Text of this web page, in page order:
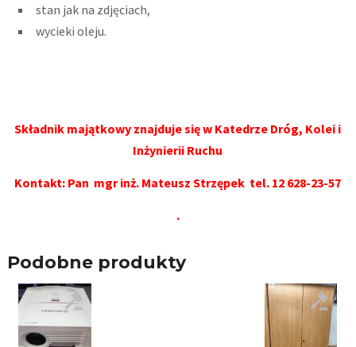
stan jak na zdjęciach,
wycieki oleju.
Składnik majątkowy znajduje się w Katedrze Dróg, Kolei i
Inżynierii Ruchu
Kontakt: Pan mgr inż. Mateusz Strzępek tel. 12 628-23-57
.
Podobne produkty